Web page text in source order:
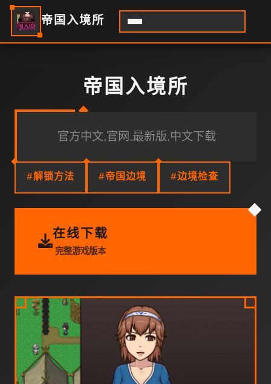
帝国入境所
帝国入境所
官方中文,官网,最新版,中文下载
#解锁方法 #帝国边境 #边境检查
在线下载
完整游戏版本